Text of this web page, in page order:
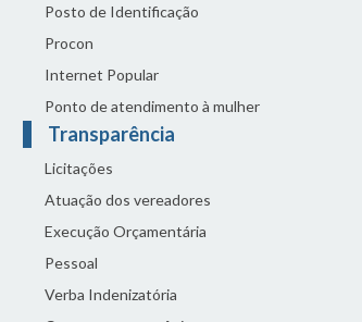
Posto de Identificação
Procon
Internet Popular
Ponto de atendimento à mulher
Transparência
Licitações
Atuação dos vereadores
Execução Orçamentária
Pessoal
Verba Indenizatória